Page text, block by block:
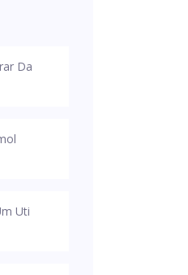
Da
Uti